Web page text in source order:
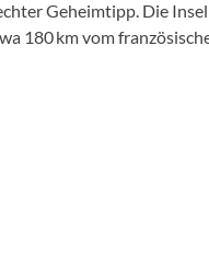
Geheimtipp. Die Insel
180 km vom